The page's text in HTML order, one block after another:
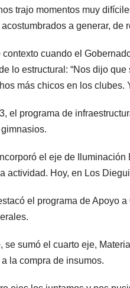
trajo momentos muy
a generar, de
contexto cuando el
lo estructural: “Nos dijo
más chicos en los clubes.
el programa de
el eje de
actividad. Hoy, en Los
el programa de Apoyo
se sumó el cuarto eje,
la compra de insumos.